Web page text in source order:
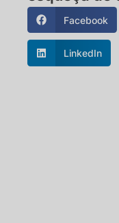
Facebook
LinkedIn